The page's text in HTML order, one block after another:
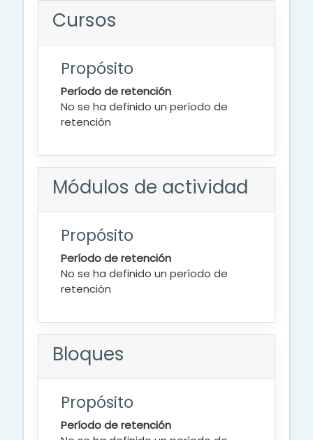
Cursos
Propósito
Período de retención
No se ha definido un período de
retención
Módulos de actividad
Propósito
Período de retención
No se ha definido un período de
retención
Bloques
Propósito
Período de retención